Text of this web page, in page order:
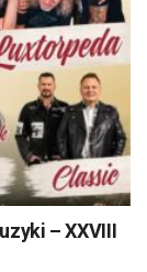
– XXVIII